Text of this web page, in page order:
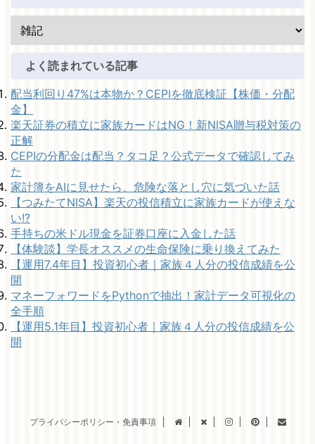
よく読まれている記事
配当利回り47%は本物か？CEPIを徹底検証【株価・分配
金】
楽天証券の積立に家族カードはNG！新NISA贈与税対策の
正解
CEPIの分配金は配当？タコ足？公式データで確認してみ
た
家計簿をAIに見せたら、危険な落とし穴に気づいた話
【つみたてNISA】楽天の投信積立に家族カードが使えな
い!?
手持ちの米ドル現金を証券口座に入金した話
【体験談】学長オススメの生命保険に乗り換えてみた
【運用7.4年目】投資初心者｜家族４人分の投信成績を公
開
マネーフォワードをPythonで抽出！家計データ可視化の
全手順
【運用5.1年目】投資初心者｜家族４人分の投信成績を公
開
プライバシーポリシー・免責事項